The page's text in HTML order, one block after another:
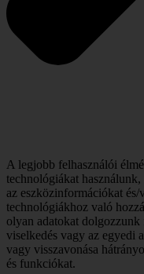
A legjobb felhasználói
technológiákat
az eszközinformációkat
technológiákhoz való
olyan adatokat dolgozzunk
viselkedés vagy az egyedi
vagy visszavonása
és funkciókat.